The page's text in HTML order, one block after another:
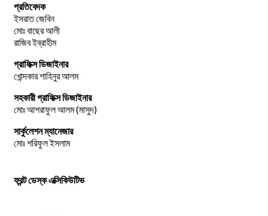
প্রতিবেদক
ইসরাত জেবিন
মোঃ বাছের আলী
রাজিব ইব্রাহীম
গ্রাফিক্স ডিজাইনার
খোন্দকার শাহিনুর আলম
সহকারী গ্রাফিক্স ডিজাইনার
মোঃ আশরাফুল আলম (মাসুদ)
সার্কুলেশন ম্যানেজার
মোঃ শরিফুল ইসলাম
ফ্রন্ট ডেস্ক এক্সিকিউটিভ